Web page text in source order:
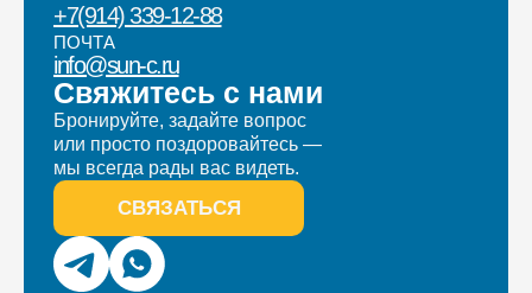
+7(914) 339-12-88
ПОЧТА
info@sun-c.ru
Свяжитесь с нами
Бронируйте, задайте вопрос
или просто поздоровайтесь —
мы всегда рады вас видеть.
СВЯЗАТЬСЯ